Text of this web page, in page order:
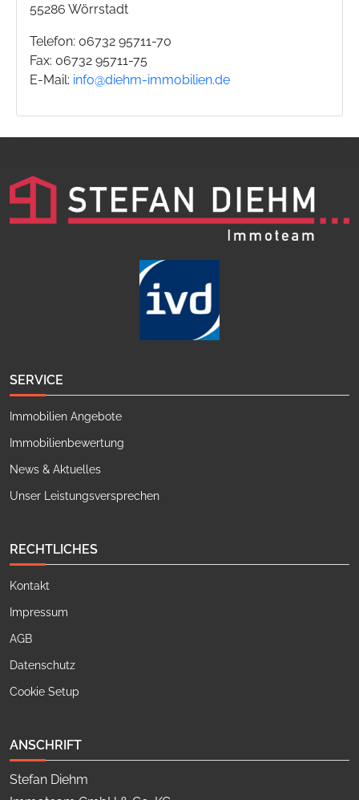
55286 Wörrstadt
Telefon: 06732 95711-70
Fax: 06732 95711-75
E-Mail: info@diehm-immobilien.de
SERVICE
Immobilien Angebote
Immobilienbewertung
News & Aktuelles
Unser Leistungsversprechen
RECHTLICHES
Kontakt
Impressum
AGB
Datenschutz
Cookie Setup
ANSCHRIFT
Stefan Diehm